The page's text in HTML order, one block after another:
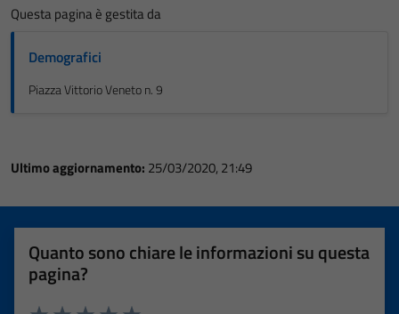
Questa pagina è gestita da
Demografici
Piazza Vittorio Veneto n. 9
Ultimo aggiornamento: 25/03/2020, 21:49
Quanto sono chiare le informazioni su questa
pagina?